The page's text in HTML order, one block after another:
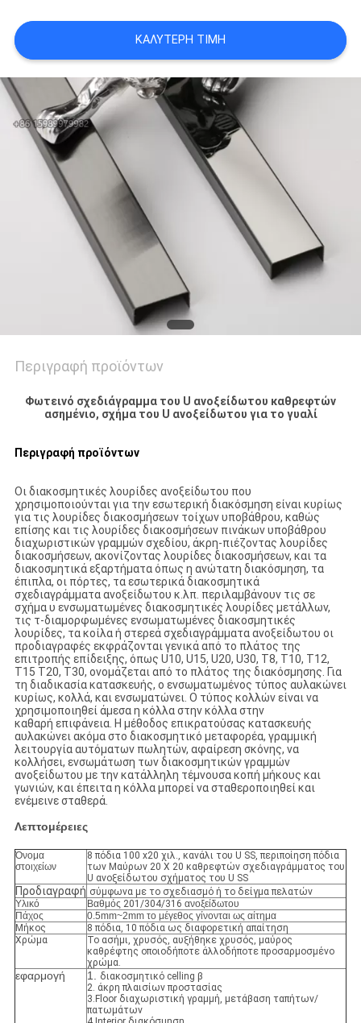
PRIVACY
POLICY
ΚΑΛΎΤΕΡΗ ΤΙΜΉ
Περιγραφή προϊόντων
Φωτεινό σχεδιάγραμμα του U ανοξείδωτου καθρεφτών
ασημένιο, σχήμα του U ανοξείδωτου για το γυαλί
Περιγραφή προϊόντων
Οι διακοσμητικές λουρίδες ανοξείδωτου που
χρησιμοποιούνται για την εσωτερική διακόσμηση είναι κυρίως
για τις λουρίδες διακοσμήσεων τοίχων υποβάθρου, καθώς
επίσης και τις λουρίδες διακοσμήσεων πινάκων υποβάθρου
διαχωριστικών γραμμών σχεδίου, άκρη-πιέζοντας λουρίδες
διακοσμήσεων, ακονίζοντας λουρίδες διακοσμήσεων, και τα
διακοσμητικά εξαρτήματα όπως η ανώτατη διακόσμηση, τα
έπιπλα, οι πόρτες, τα εσωτερικά διακοσμητικά
σχεδιαγράμματα ανοξείδωτου κ.λπ. περιλαμβάνουν τις σε
σχήμα υ ενσωματωμένες διακοσμητικές λουρίδες μετάλλων,
τις τ-διαμορφωμένες ενσωματωμένες διακοσμητικές
λουρίδες, τα κοίλα ή στερεά σχεδιαγράμματα ανοξείδωτου οι
προδιαγραφές εκφράζονται γενικά από το πλάτος της
επιτροπής επίδειξης, όπως U10, U15, U20, U30, T8, T10, T12,
T15 T20, T30, ονομάζεται από το πλάτος της διακόσμησης. Για
τη διαδικασία κατασκευής, ο ενσωματωμένος τύπος αυλακώνει
κυρίως, κολλά, και ενσωματώνει. Ο τύπος κολλών είναι να
χρησιμοποιηθεί άμεσα η κόλλα στην κόλλα στην
καθαρή επιφάνεια. Η μέθοδος επικρατούσας κατασκευής
αυλακώνει ακόμα στο διακοσμητικό μεταφορέα, γραμμική
λειτουργία αυτόματων πωλητών, αφαίρεση σκόνης, να
κολλήσει, ενσωμάτωση των διακοσμητικών γραμμών
ανοξείδωτου με την κατάλληλη τέμνουσα κοπή μήκους και
γωνιών, και έπειτα η κόλλα μπορεί να σταθεροποιηθεί και
ενέμεινε σταθερά.
Λεπτομέρειες
Όνομα
στοιχείων
8 πόδια 100 x20 χιλ., κανάλι του U SS, περιποίηση πόδια
των Μαύρων 20 X 20 καθρεφτών σχεδιαγράμματος του
U ανοξείδωτου σχήματος του U SS
Προδιαγραφή σύμφωνα με το σχεδιασμό ή το δείγμα πελατών
Υλικό
Βαθμός 201/304/316 ανοξείδωτου
Πάχος
0.5mm~2mm το μέγεθος γίνονται ως αίτημα
Μήκος
8 πόδια, 10 πόδια ως διαφορετική απαίτηση
Χρώμα
Το ασήμι, χρυσός, αυξήθηκε χρυσός, μαύρος
καθρέφτης οποιοδήποτε άλλοδήποτε προσαρμοσμένο
χρώμα.
εφαρμογή 1. διακοσμητικό celling β
2. άκρη πλαισίων προστασίας
3.Floor διαχωριστική γραμμή, μετάβαση ταπήτων/
πατωμάτων